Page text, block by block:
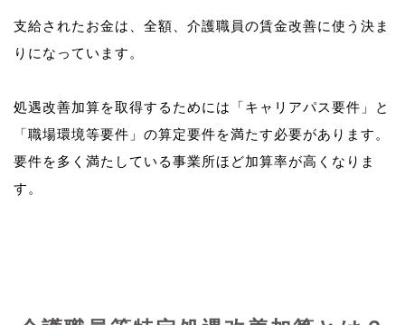
支給されたお金は、全額、介護職員の賃金改善に使う決ま
りになっています。
処遇改善加算を取得するためには「キャリアパス要件」と
「職場環境等要件」の算定要件を満たす必要があります。
要件を多く満たしている事業所ほど加算率が高くなりま
す。